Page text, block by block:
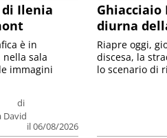
Ilenia
di
David
il 06/08/2026
è in
nella sala
immagini
diurna
Riapre oggi,
discesa, la
lo scenario di